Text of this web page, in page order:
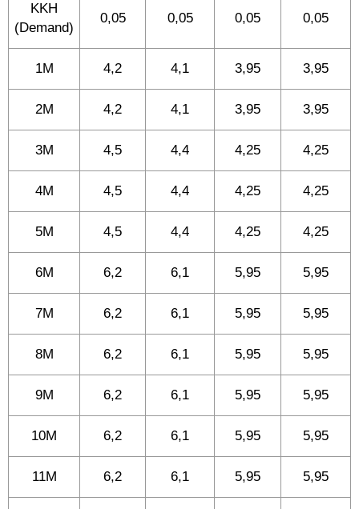
KKH
(Demand)
0,05 0,05 0,05 0,05
1M 4,2 4,1 3,95 3,95
2M 4,2 4,1 3,95 3,95
3M 4,5 4,4 4,25 4,25
4M 4,5 4,4 4,25 4,25
5M 4,5 4,4 4,25 4,25
6M 6,2 6,1 5,95 5,95
7M 6,2 6,1 5,95 5,95
8M 6,2 6,1 5,95 5,95
9M 6,2 6,1 5,95 5,95
10M 6,2 6,1 5,95 5,95
11M 6,2 6,1 5,95 5,95